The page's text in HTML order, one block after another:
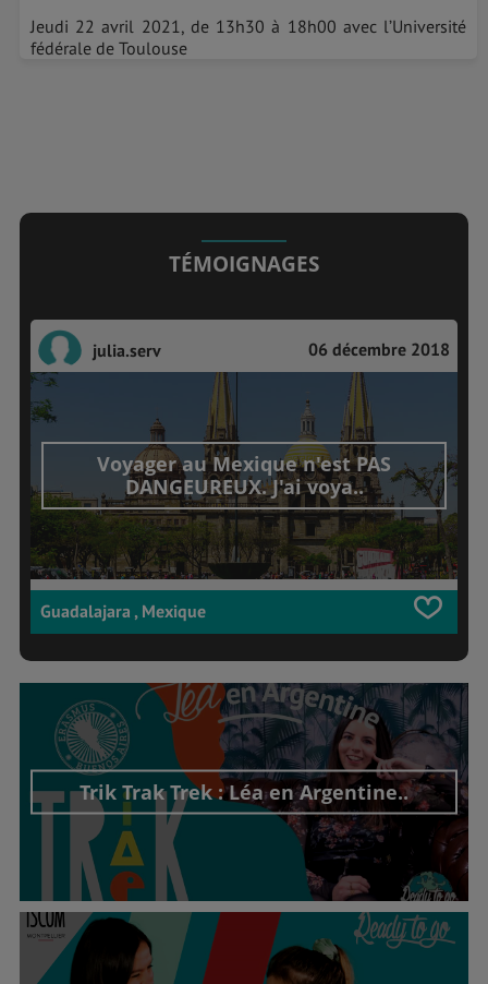
Jeudi 22 avril 2021, de 13h30 à 18h00 avec l’Université
fédérale de Toulouse
TÉMOIGNAGES
julia.serv 06 décembre 2018
Voyager au Mexique n'est PAS
DANGEUREUX. J'ai voya..
Guadalajara , Mexique
Trik Trak Trek : Léa en Argentine..
Découvrir cet interview